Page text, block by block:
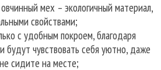
мех – экологичный материал,
свойствами;
с удобным покроем, благодаря
будут чувствовать себя уютно, даже
сидите на месте;